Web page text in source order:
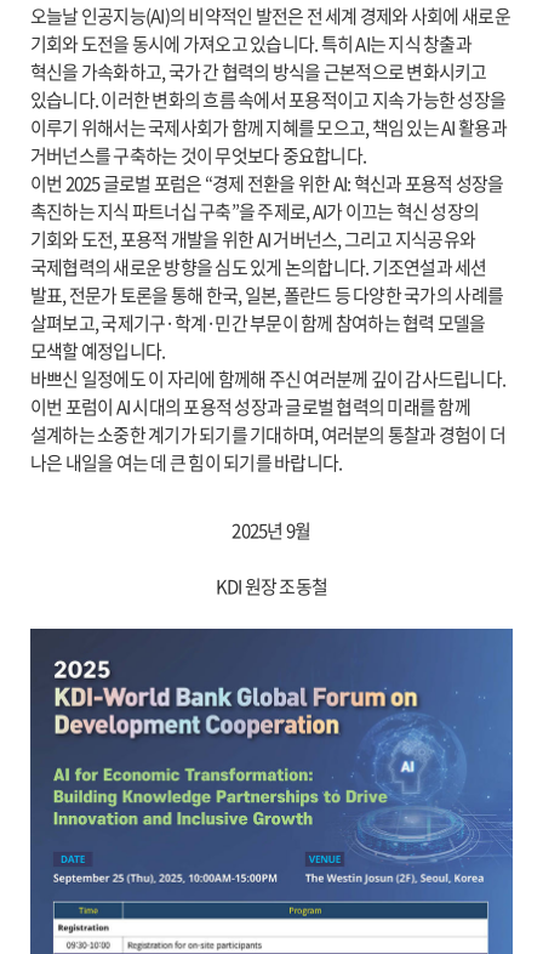
오늘날 인공지능(AI)의 비약적인 발전은 전 세계 경제와 사회에 새로운
기회와 도전을 동시에 가져오고 있습니다. 특히 AI는 지식 창출과
혁신을 가속화하고, 국가 간 협력의 방식을 근본적으로 변화시키고
있습니다. 이러한 변화의 흐름 속에서 포용적이고 지속 가능한 성장을
이루기 위해서는 국제사회가 함께 지혜를 모으고, 책임 있는 AI 활용과
거버넌스를 구축하는 것이 무엇보다 중요합니다.
이번 2025 글로벌 포럼은 “경제 전환을 위한 AI: 혁신과 포용적 성장을
촉진하는 지식 파트너십 구축”을 주제로, AI가 이끄는 혁신 성장의
기회와 도전, 포용적 개발을 위한 AI 거버넌스, 그리고 지식공유와
국제협력의 새로운 방향을 심도 있게 논의합니다. 기조연설과 세션
발표, 전문가 토론을 통해 한국, 일본, 폴란드 등 다양한 국가의 사례를
살펴보고, 국제기구·학계·민간 부문이 함께 참여하는 협력 모델을
모색할 예정입니다.
바쁘신 일정에도 이 자리에 함께해 주신 여러분께 깊이 감사드립니다.
이번 포럼이 AI 시대의 포용적 성장과 글로벌 협력의 미래를 함께
설계하는 소중한 계기가 되기를 기대하며, 여러분의 통찰과 경험이 더
나은 내일을 여는 데 큰 힘이 되기를 바랍니다.
2025년 9월
KDI 원장 조동철